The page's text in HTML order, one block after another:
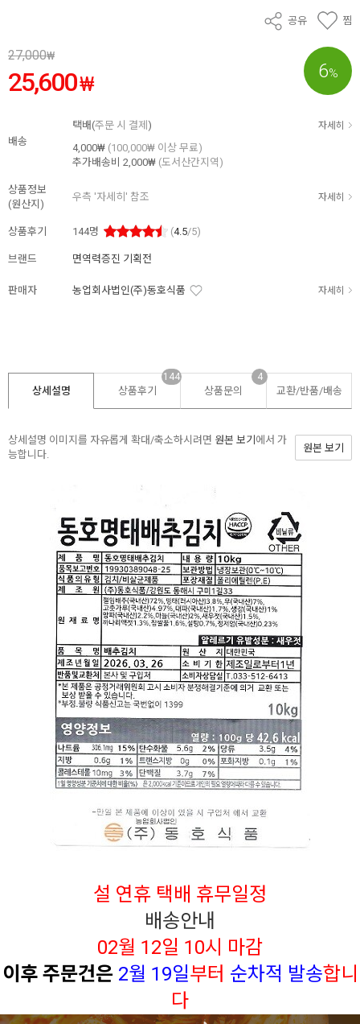
공유 찜
6%
27,000₩
25,600₩
배송
택배(주문 시 결제 ) 자세히
4,000₩ (100,000₩ 이상 무료)
추가배송비 2,000₩ (도서산간지역)
상품정보
(원산지)
우측 '자세히' 참조 자세히
상품후기 144명 (4.5/5)
브랜드 면역력증진 기획전
판매자 농업회사법인(주)동호식품 자세히
상세설명 상품후기
144
상품문의
4
교환/반품/배송
상세설명 이미지를 자유롭게 확대/축소하시려면 원본 보기 에서 가
능합니다.
원본 보기
설 연휴 택배 휴무일정
배송안내
02월 12일 10시 마감
이후 주문건은 2월 19일부터 순차적 발송합니
다